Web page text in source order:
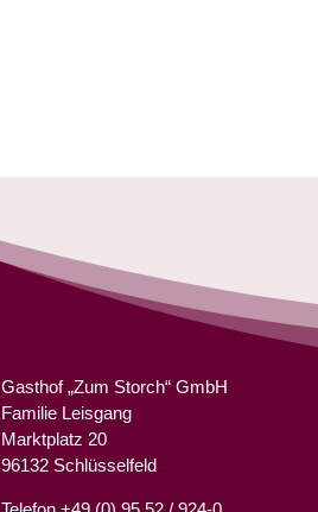
Gasthof „Zum Storch“ GmbH
Familie Leisgang
Marktplatz 20
96132 Schlüsselfeld